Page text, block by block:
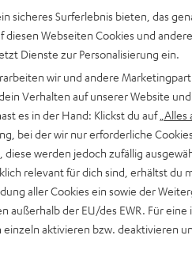
sicheres Surferlebnis bieten, das
diesen Webseiten Cookies und
Dienste zur Personalisierung ein.
wir und andere
Verhalten auf unserer Website
es in der Hand: Klickst du auf
bei der wir nur erforderliche
diese werden jedoch zufällig
relevant für dich sind, erhältst du
aller Cookies ein sowie der
außerhalb der EU/des EWR. Für
einzeln aktivieren bzw. deaktivieren